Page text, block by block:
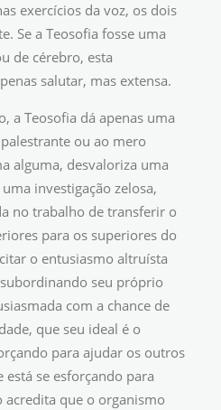
exercícios da voz, os dois
Se a Teosofia fosse uma
de cérebro, esta
salutar, mas extensa.
a Teosofia dá apenas uma
ou ao mero
alguma, desvaloriza uma
investigação zelosa,
no trabalho de transferir o
para os superiores do
o entusiasmo altruísta
seu próprio
com a chance de
que seu ideal é o
para ajudar os outros
se esforçando para
acredita que o organismo